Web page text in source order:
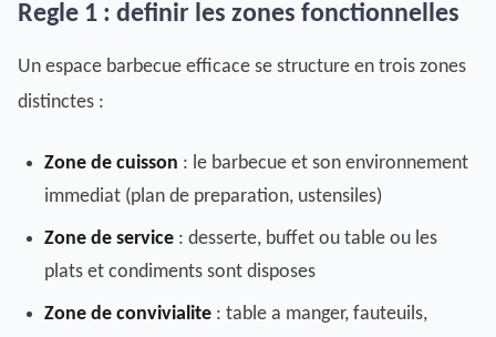
Regle 1 : definir les zones fonctionnelles
Un espace barbecue efficace se structure en trois zones
distinctes :
Zone de cuisson : le barbecue et son environnement
immediat (plan de preparation, ustensiles)
Zone de service : desserte, buffet ou table ou les
plats et condiments sont disposes
Zone de convivialite : table a manger, fauteuils,